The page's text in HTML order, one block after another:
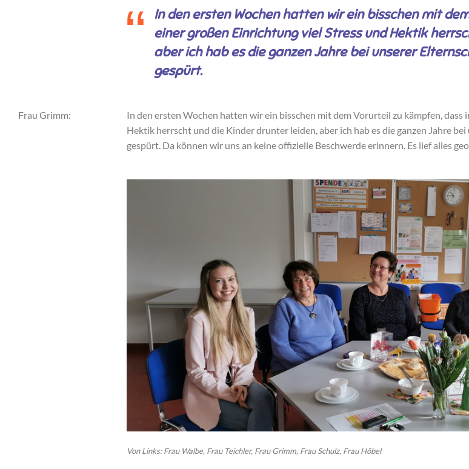
In den ersten Wochen hatten wir ein bisschen mit
einer großen Einrichtung viel Stress und Hektik
aber ich hab es die ganzen Jahre bei unserer
gespürt.
Frau Grimm:
In den ersten Wochen hatten wir ein bisschen mit dem Vorurteil zu kämpfen, dass
Hektik herrscht und die Kinder drunter leiden, aber ich hab es die ganzen Jahre
gespürt. Da können wir uns an keine offizielle Beschwerde erinnern. Es lief alles
Von Links: Frau Walbe, Frau Teichler, Frau Grimm, Frau Schulz, Frau Höbel